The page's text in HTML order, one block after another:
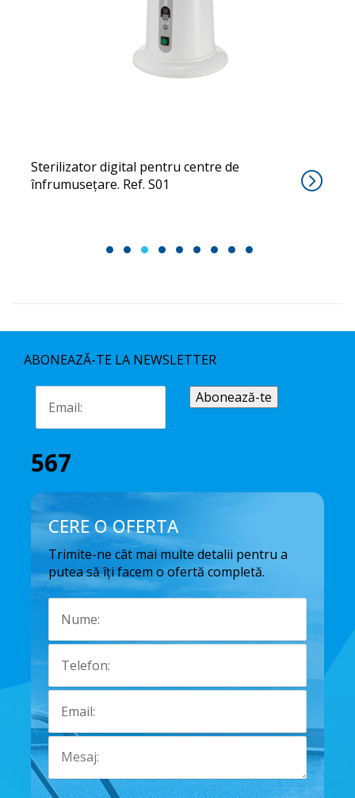
Sterilizator digital pentru centre de
înfrumusețare. Ref. S01
1 2 3 4 5 6 7 8 9
ABONEAZĂ-TE LA NEWSLETTER
567
CERE O OFERTA
Trimite-ne cât mai multe detalii pentru a
putea să îți facem o ofertă completă.